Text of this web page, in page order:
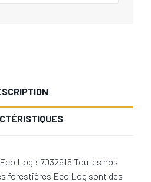
Log : 7032915 Toutes nos
forestières Eco Log sont des